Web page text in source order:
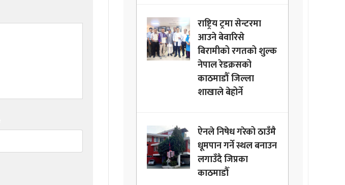
राष्ट्रिय ट्रमा सेन्टरमा
आउने बेवारिसे
बिरामीको रगतको शुल्क
नेपाल रेडक्रसको
काठमाडौँ जिल्ला
शाखाले बेहोर्ने
ऐनले निषेध गरेको ठाउँमै
धूमपान गर्ने स्थल बनाउन
लगाउँदै जिप्रका
काठमाडौँ